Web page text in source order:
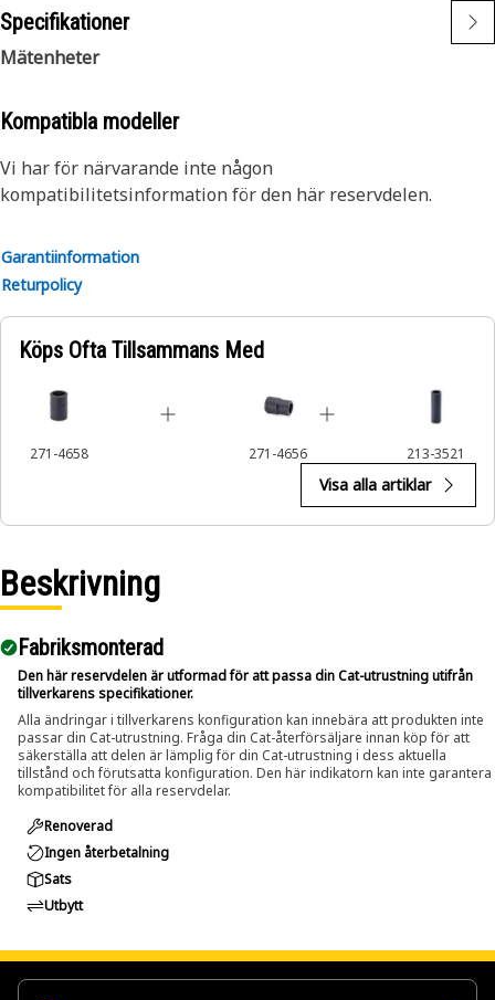
sockets used are tailored for high-torque impact
applications.
• Compatible with standard 3/8 inch square drive size for
• Shallow length socket.
• Used to handle high-torque applications without
• Ensures a secure fit to reduce the risk of fastener damage.
• Provides excellent gripping power for reliable fastening.
The 12-Point Impact Socket is used in conjunction with
impact wrenches to handle hexagonal fasteners on
equipment components, ensuring efficient maintenance
Specifikationer
Mätenheter
Kompatibla modeller
Vi har för närvarande inte någon
kompatibilitetsinformation för den här reservdelen.
Garantiinformation
Returpolicy
Köps Ofta Tillsammans Med
271-4658 271-4656 213-3521
Visa alla artiklar
Beskrivning
Fabriksmonterad
Den här reservdelen är utformad för att passa din Cat-utrustning utifrån
tillverkarens specifikationer.
Alla ändringar i tillverkarens konfiguration kan innebära att produkten inte
passar din Cat-utrustning. Fråga din Cat-återförsäljare innan köp för att
säkerställa att delen är lämplig för din Cat-utrustning i dess aktuella
tillstånd och förutsatta konfiguration. Den här indikatorn kan inte garantera
kompatibilitet för alla reservdelar.
Renoverad
Ingen återbetalning
Sats
Utbytt